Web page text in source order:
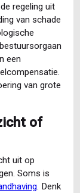
regeling uit
van schade
een
van grote
of
uit op
Soms is
. Denk